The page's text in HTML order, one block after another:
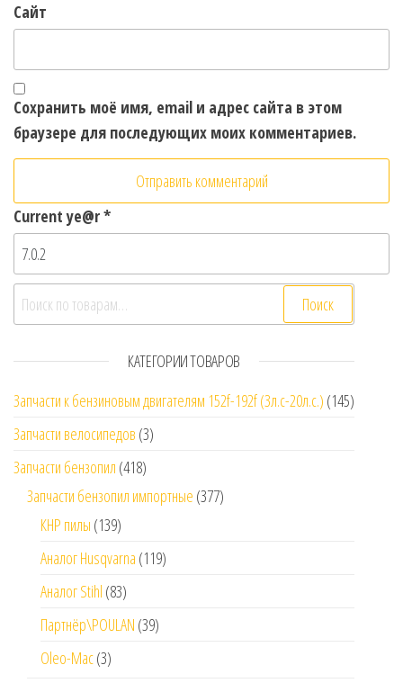
Сайт
Сохранить моё имя, email и адрес сайта в этом
браузере для последующих моих комментариев.
Current ye@r*
Искать: Поиск
КАТЕГОРИИ ТОВАРОВ
Запчасти к бензиновым двигателям 152f-192f (3л.с-20л.с.) (145)
Запчасти велосипедов (3)
Запчасти бензопил (418)
Запчасти бензопил импортные (377)
КНР пилы (139)
Аналог Husqvarna (119)
Аналог Stihl (83)
Партнёр\POULAN (39)
Oleo-Mac(3)